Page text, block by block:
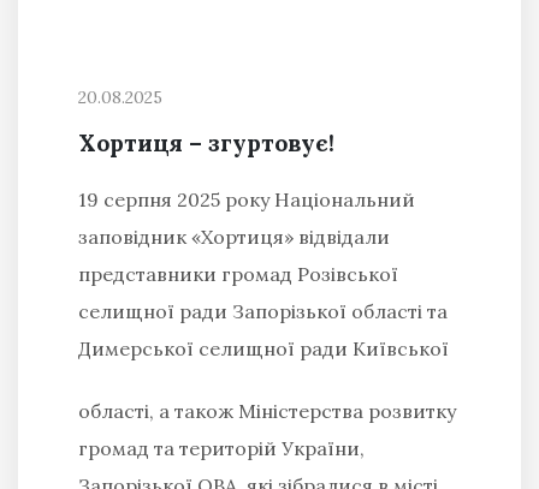
20.08.2025
Хортиця – згуртовує!
19 серпня 2025 року Національний
заповідник «Хортиця» відвідали
представники громад Розівської
селищної ради Запорізької області та
Димерської селищної ради Київської
області, а також Міністерства розвитку
громад та територій України,